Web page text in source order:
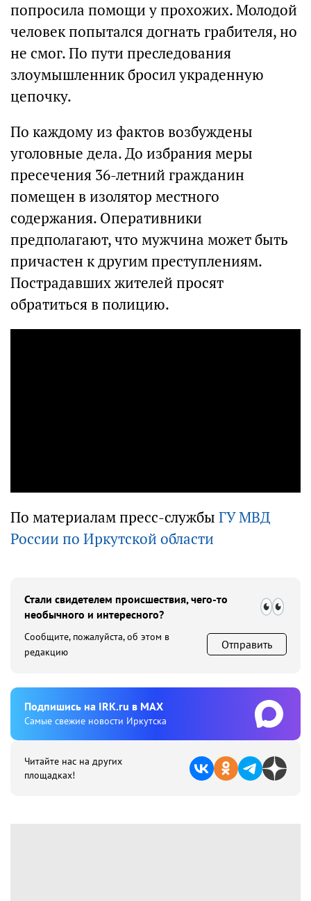
попросила помощи у прохожих. Молодой
человек попытался догнать грабителя, но
не смог. По пути преследования
злоумышленник бросил украденную
цепочку.
По каждому из фактов возбуждены
уголовные дела. До избрания меры
пресечения 36-летний гражданин
помещен в изолятор местного
содержания. Оперативники
предполагают, что мужчина может быть
причастен к другим преступлениям.
Пострадавших жителей просят
обратиться в полицию.
По материалам пресс-службы ГУ МВД
России по Иркутской области
Стали свидетелем происшествия, чего-то
необычного и интересного?
Сообщите, пожалуйста, об этом в
редакцию
Отправить
Подпишиcь на IRK.ru в MAX
Cамые свежие новости Иркутска
Читайте нас на других
площадках!